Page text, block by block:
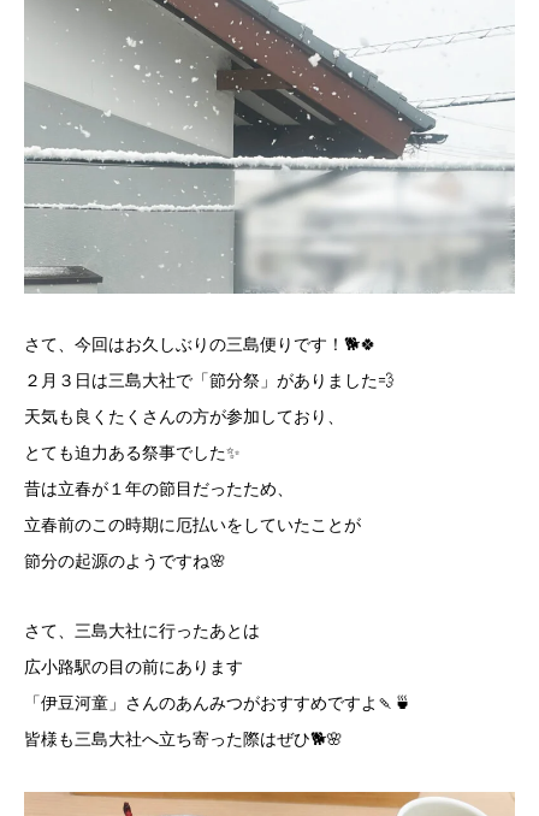
さて、今回はお久しぶりの三島便りです！🐕🍀
２月３日は三島大社で「節分祭」がありました💨
天気も良くたくさんの方が参加しており、
とても迫力ある祭事でした✨
昔は立春が１年の節目だったため、
立春前のこの時期に厄払いをしていたことが
節分の起源のようですね🌸
さて、三島大社に行ったあとは
広小路駅の目の前にあります
「伊豆河童」さんのあんみつがおすすめですよ🍡🍵
皆様も三島大社へ立ち寄った際はぜひ🐕🌸